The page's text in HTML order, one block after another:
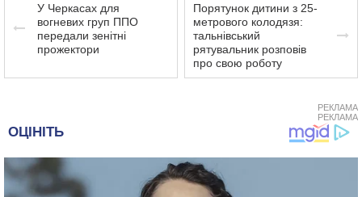
У Черкасах для
вогневих груп ППО
передали зенітні
прожектори
Порятунок дитини з 25-
метрового колодязя:
тальнівський
рятувальник розповів
про свою роботу
РЕКЛАМА
РЕКЛАМА